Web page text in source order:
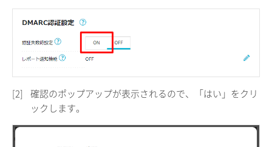
[2]
確認のポップアップが表示されるので、「はい」をクリ
ックします。